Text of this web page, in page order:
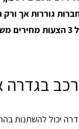
גוררות אך ורק
בגדרה
יכול להשתנות